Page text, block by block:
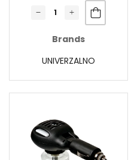
Brands
UNIVERZALNO